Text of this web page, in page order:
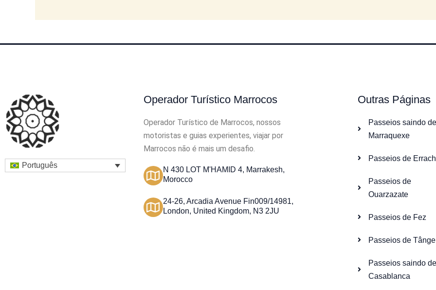
Português
Operador Turístico Marrocos
Operador Turístico de Marrocos, nossos
motoristas e guias experientes, viajar por
Marrocos não é mais um desafio.
N 430 LOT M'HAMID 4, Marrakesh,
Morocco
24-26, Arcadia Avenue Fin009/14981,
London, United Kingdom, N3 2JU
Outras Páginas
Passeios saindo
Marraquexe
Passeios de
Passeios de
Ouarzazate
Passeios de Fez
Passeios de
Passeios saindo
Casablanca